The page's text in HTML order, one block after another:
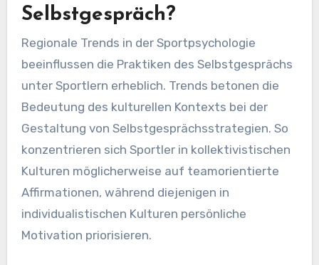
Selbstgespräch?
Regionale Trends in der Sportpsychologie
beeinflussen die Praktiken des Selbstgesprächs
unter Sportlern erheblich. Trends betonen die
Bedeutung des kulturellen Kontexts bei der
Gestaltung von Selbstgesprächsstrategien. So
konzentrieren sich Sportler in kollektivistischen
Kulturen möglicherweise auf teamorientierte
Affirmationen, während diejenigen in
individualistischen Kulturen persönliche
Motivation priorisieren.